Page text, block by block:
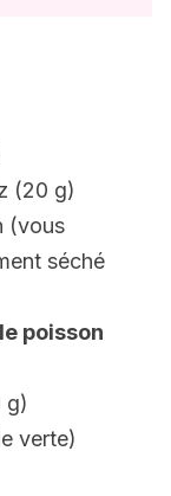
(20 g)
(vous
séché
poisson
g)
verte)